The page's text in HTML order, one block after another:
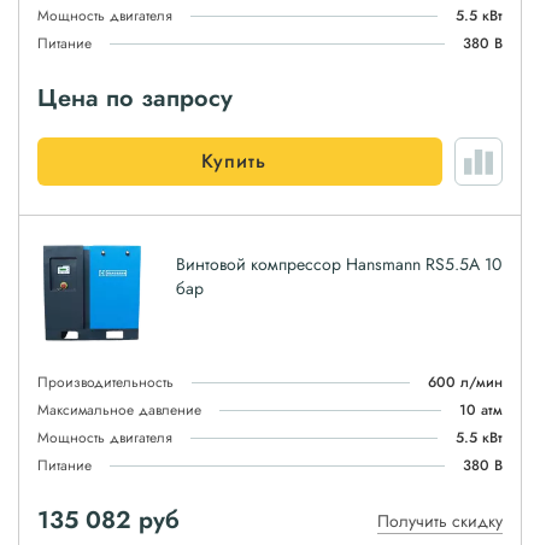
Мощность двигателя
5.5 кВт
Питание
380 В
Цена по запросу
Купить
Винтовой компрессор Hansmann RS5.5А 10
бар
Производительность
600 л/мин
Максимальное давление
10 атм
Мощность двигателя
5.5 кВт
Питание
380 В
135 082 руб Получить скидку